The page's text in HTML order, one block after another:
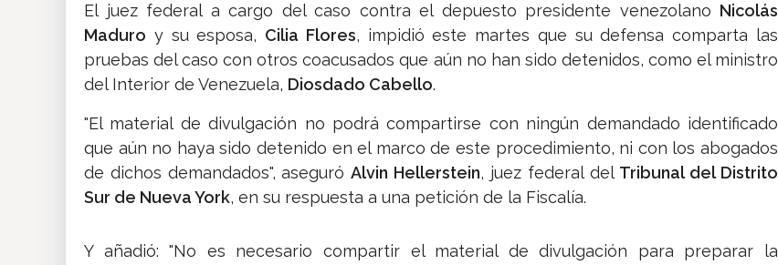
El juez federal a cargo del caso contra el depuesto presidente venezolano Nicolás
Maduro y su esposa, Cilia Flores, impidió este martes que su defensa comparta las
pruebas del caso con otros coacusados que aún no han sido detenidos, como el ministro
del Interior de Venezuela, Diosdado Cabello.
"El material de divulgación no podrá compartirse con ningún demandado identificado
que aún no haya sido detenido en el marco de este procedimiento, ni con los abogados
de dichos demandados", aseguróAlvin Hellerstein, juez federal del Tribunal del Distrito
Sur de Nueva York, en su respuesta a una petición de la Fiscalía.
Y añadió: "No es necesario compartir el material de divulgación para preparar la